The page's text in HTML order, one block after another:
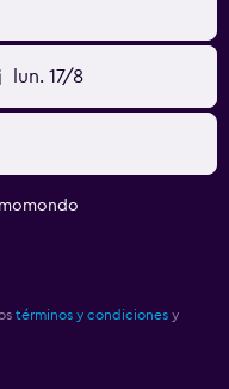
lun. 17/8
términos y condiciones y